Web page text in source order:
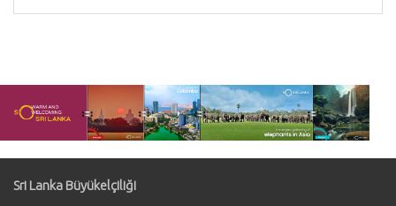
Sri Lanka Büyükelçiliği